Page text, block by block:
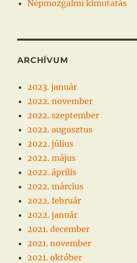
Népmozgalmi kimutatás
ARCHÍVUM
2023. január
2022. november
2022. szeptember
2022. augusztus
2022. július
2022. május
2022. április
2022. március
2022. február
2022. január
2021. december
2021. november
2021. október